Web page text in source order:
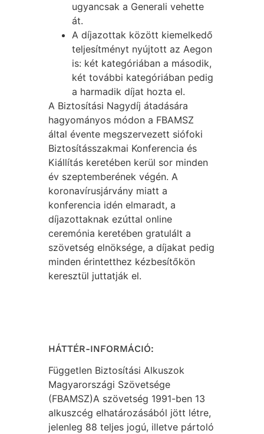
ugyancsak a Generali vehette
át.
A díjazottak között kiemelkedő
teljesítményt nyújtott az Aegon
is: két kategóriában a második,
két további kategóriában pedig
a harmadik díjat hozta el.
A Biztosítási Nagydíj átadására
hagyományos módon a FBAMSZ
által évente megszervezett siófoki
Biztosításszakmai Konferencia és
Kiállítás keretében kerül sor minden
év szeptemberének végén. A
koronavírusjárvány miatt a
konferencia idén elmaradt, a
díjazottaknak ezúttal online
ceremónia keretében gratulált a
szövetség elnöksége, a díjakat pedig
minden érintetthez kézbesítőkön
keresztül juttatják el.
HÁTTÉR-INFORMÁCIÓ:
Független Biztosítási Alkuszok
Magyarországi Szövetsége
(FBAMSZ)A szövetség 1991-ben 13
alkuszcég elhatározásából jött létre,
jelenleg 88 teljes jogú, illetve pártoló